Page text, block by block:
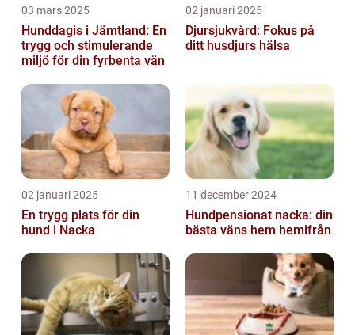
03 mars 2025
Hunddagis i Jämtland: En
trygg och stimulerande
miljö för din fyrbenta vän
02 januari 2025
Djursjukvård: Fokus på
ditt husdjurs hälsa
02 januari 2025
En trygg plats för din
hund i Nacka
11 december 2024
Hundpensionat nacka: din
bästa väns hem hemifrån